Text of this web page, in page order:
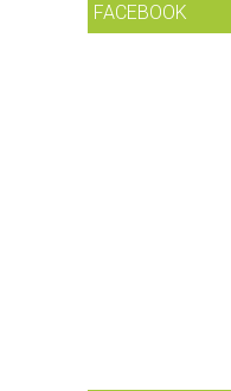
FACEBOOK